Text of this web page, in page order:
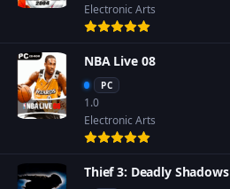
Electronic Arts
NBA Live 08
PC
1.0
Electronic Arts
Thief 3: Deadly Shadows